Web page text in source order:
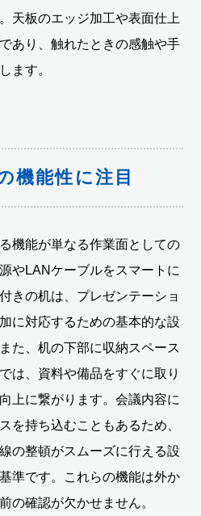
天板のエッジ加工や表面仕上
あり、触れたときの感触や手
ます。
機能性に注目
機能が単なる作業面としての
やLANケーブルをスマートに
きの机は、プレゼンテーショ
に対応するための基本的な設
た、机の下部に収納スペース
は、資料や備品をすぐに取り
上に繋がります。会議内容に
を持ち込むこともあるため、
の整頓がスムーズに行える設
準です。これらの機能は外か
の確認が欠かせません。